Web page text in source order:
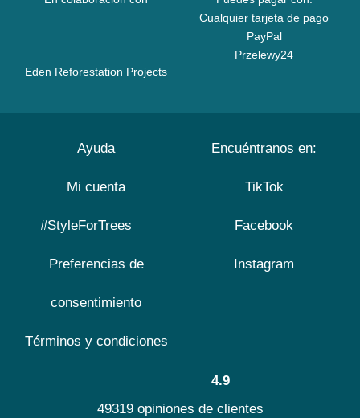
Eden Reforestation Projects
Cualquier tarjeta de pago
PayPal
Przelewy24
Ayuda
Mi cuenta
#StyleForTrees
Preferencias de
consentimiento
Términos y condiciones
Encuéntranos en:
TikTok
Facebook
Instagram
4.9
49319 opiniones de clientes